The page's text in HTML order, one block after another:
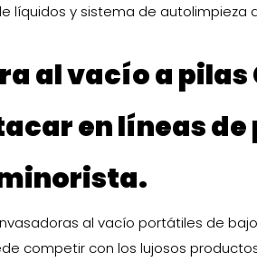
líquidos y sistema de
al vacío a pilas
en líneas
al vacío portátiles de
competir con los lujosos